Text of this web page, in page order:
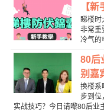
【
睇楼时
非常重
冷气的
80后
别嘉
换楼系
步到位
实战技巧？今日请嚟80后业